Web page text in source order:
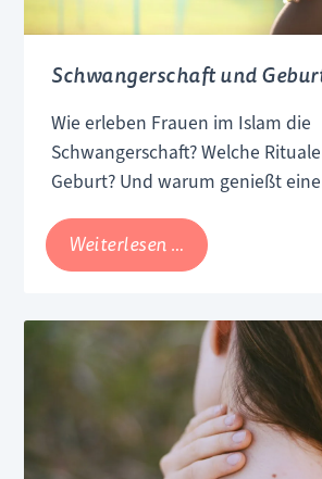
Schwangerschaft und
Wie erleben Frauen im Islam die
Schwangerschaft? Welche
Geburt? Und warum genießt
Antworten auf diese Fragen und
interessante Einblicke in diesem
Weiterlesen … Schwangerschaft
und
im
Islam